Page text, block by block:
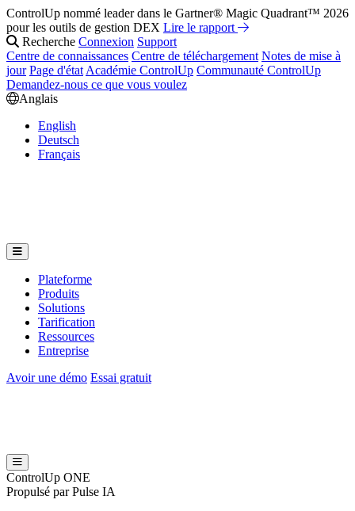
ControlUp nommé leader dans le Gartner® Magic Quadrant™ 2026
pour les outils de gestion DEX Lire le rapport
Réparez-le avant qu'ils ne le ressentent : Présentation de la suite IA
de ControlUp Regardez le Webinaire
Recherche Connexion Support
Centre de connaissances Centre de téléchargement Notes de mise à
jour Page d'état Académie ControlUp Communauté ControlUp
Demandez-nous ce que vous voulez
Anglais
English
Deutsch
Français
Plateforme
Produits
Solutions
Tarification
Ressources
Entreprise
Avoir une démo Essai gratuit
ControlUp ONE
Propulsé par Pulse IA